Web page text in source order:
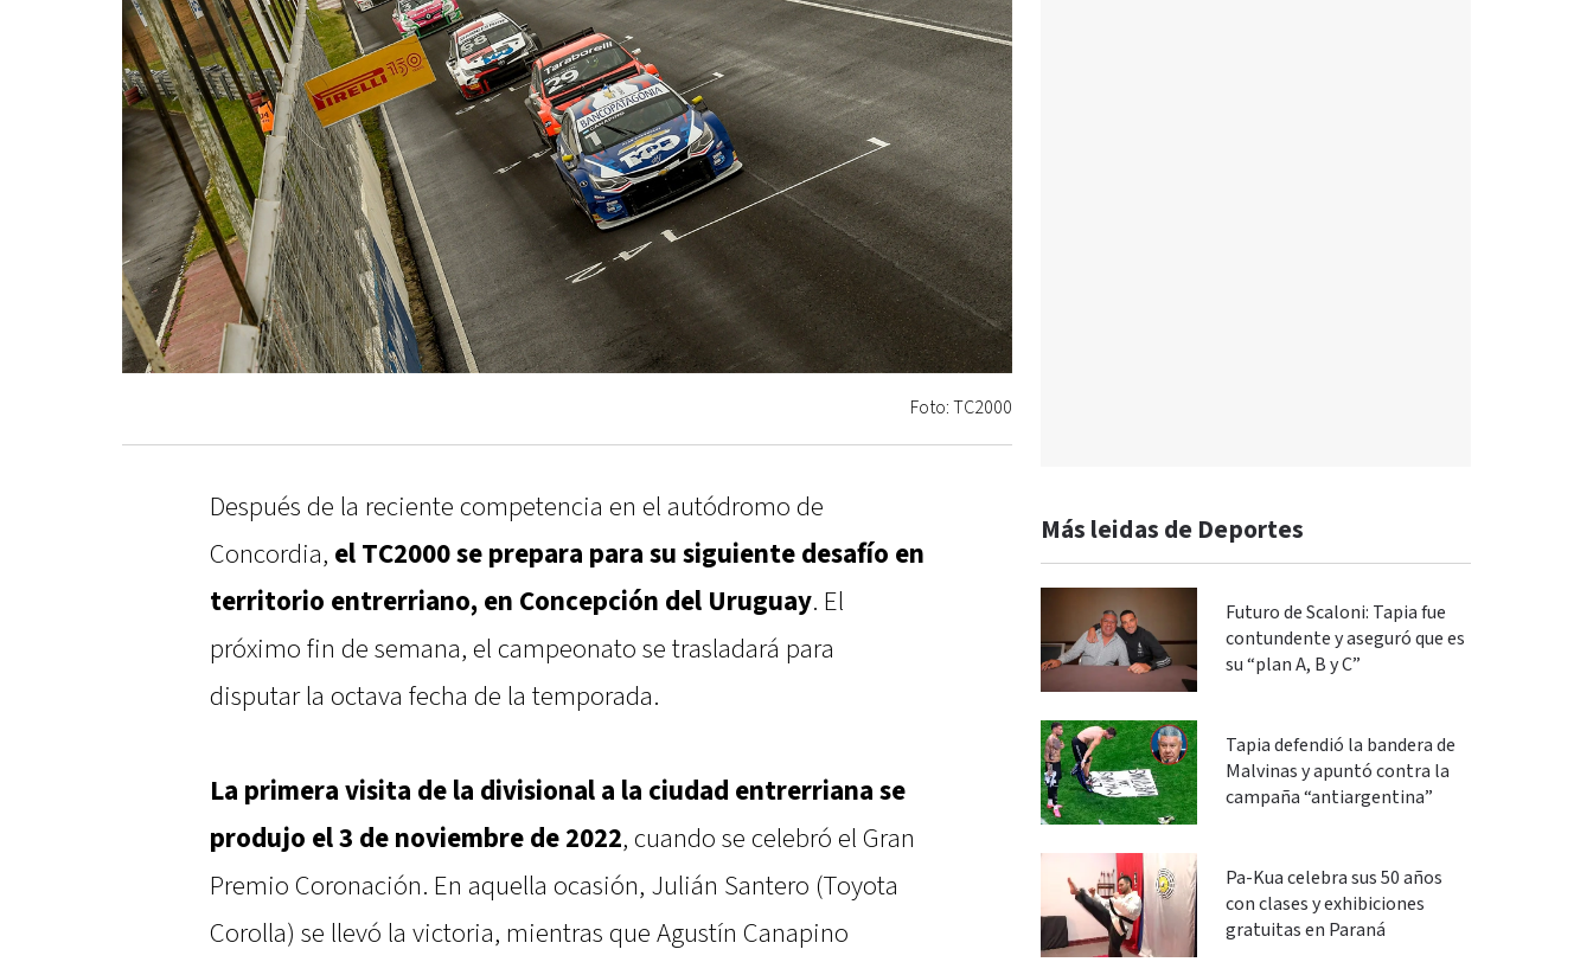
Foto: TC2000
Después de la reciente competencia en el autódromo de
Concordia, el TC2000 se prepara para su siguiente desafío en
territorio entrerriano, en Concepción del Uruguay. El
próximo fin de semana, el campeonato se trasladará para
disputar la octava fecha de la temporada.
La primera visita de la divisional a la ciudad entrerriana se
produjo el 3 de noviembre de 2022, cuando se celebró el Gran
Premio Coronación. En aquella ocasión, Julián Santero (Toyota
Corolla) se llevó la victoria, mientras que Agustín Canapino
Más leidas de Deportes
Futuro de Scaloni: Tapia fue
contundente y aseguró que es
su “plan A, B y C”
Tapia defendió la bandera de
Malvinas y apuntó contra la
campaña “antiargentina”
Pa-Kua celebra sus 50 años
con clases y exhibiciones
gratuitas en Paraná